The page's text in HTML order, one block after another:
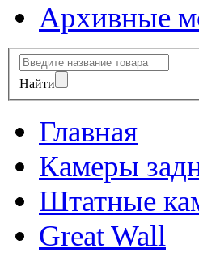
Архивные
Найти
Главная
Камеры
Штатные
Great Wall